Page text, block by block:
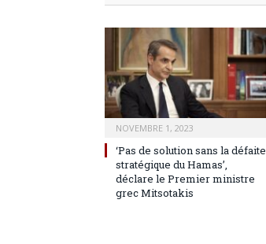
NOVEMBRE 1, 2023
‘Pas de solution sans la défaite
stratégique du Hamas’,
déclare le Premier ministre
grec Mitsotakis